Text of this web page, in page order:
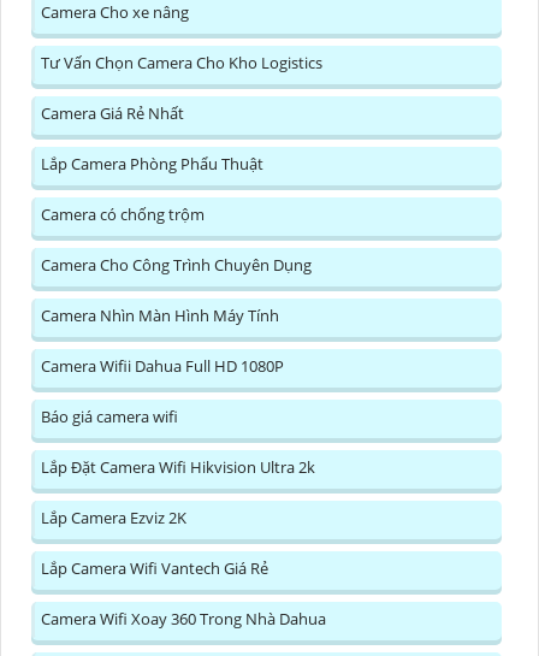
Camera Cho xe nâng
Tư Vấn Chọn Camera Cho Kho Logistics
Camera Giá Rẻ Nhất
Lắp Camera Phòng Phẩu Thuật
Camera có chống trộm
Camera Cho Công Trình Chuyên Dụng
Camera Nhìn Màn Hình Máy Tính
Camera Wifii Dahua Full HD 1080P
Báo giá camera wifi
Lắp Đặt Camera Wifi Hikvision Ultra 2k
Lắp Camera Ezviz 2K
Lắp Camera Wifi Vantech Giá Rẻ
Camera Wifi Xoay 360 Trong Nhà Dahua